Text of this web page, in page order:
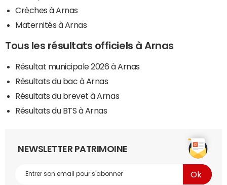
Crèches à Arnas
Maternités à Arnas
Tous les résultats officiels à Arnas
Résultat municipale 2026 à Arnas
Résultats du bac à Arnas
Résultats du brevet à Arnas
Résultats du BTS à Arnas
NEWSLETTER PATRIMOINE